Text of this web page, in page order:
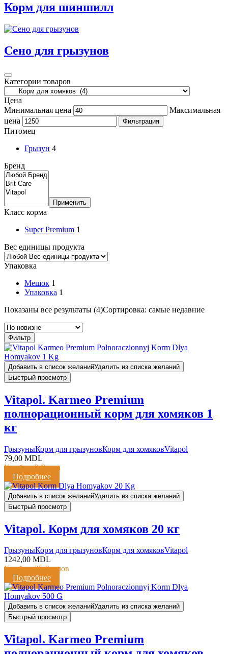
Корм для шиншилл
Сено для грызунов
Категории товаров
Цена
Минимальная цена
Максимальная
цена
Фильтрация
Питомец
Грызун 4
Бренд
Применить
Класс корма
Super Premium 1
Вес единицы продукта
Упаковка
Мешок 1
Упаковка 1
Показаны все результаты (4)Сортировка: самые недавние
Фильтр
Добавить в список желанийУдалить из списка желаний
Быстрый просмотр
Vitapol. Karmeo Premium
полнорационный корм для хомяков 1
кг
ГрызуныКорм для грызуновКорм для хомяковVitapol
79,00 MDL
Кешбэк:2 Балла
Подробнее
Добавить в список желанийУдалить из списка желаний
Быстрый просмотр
Vitapol. Корм для хомяков 20 кг
ГрызуныКорм для грызуновКорм для хомяковVitapol
1242,00 MDL
Кешбэк:25 Баллов
Подробнее
Добавить в список желанийУдалить из списка желаний
Быстрый просмотр
Vitapol. Karmeo Premium